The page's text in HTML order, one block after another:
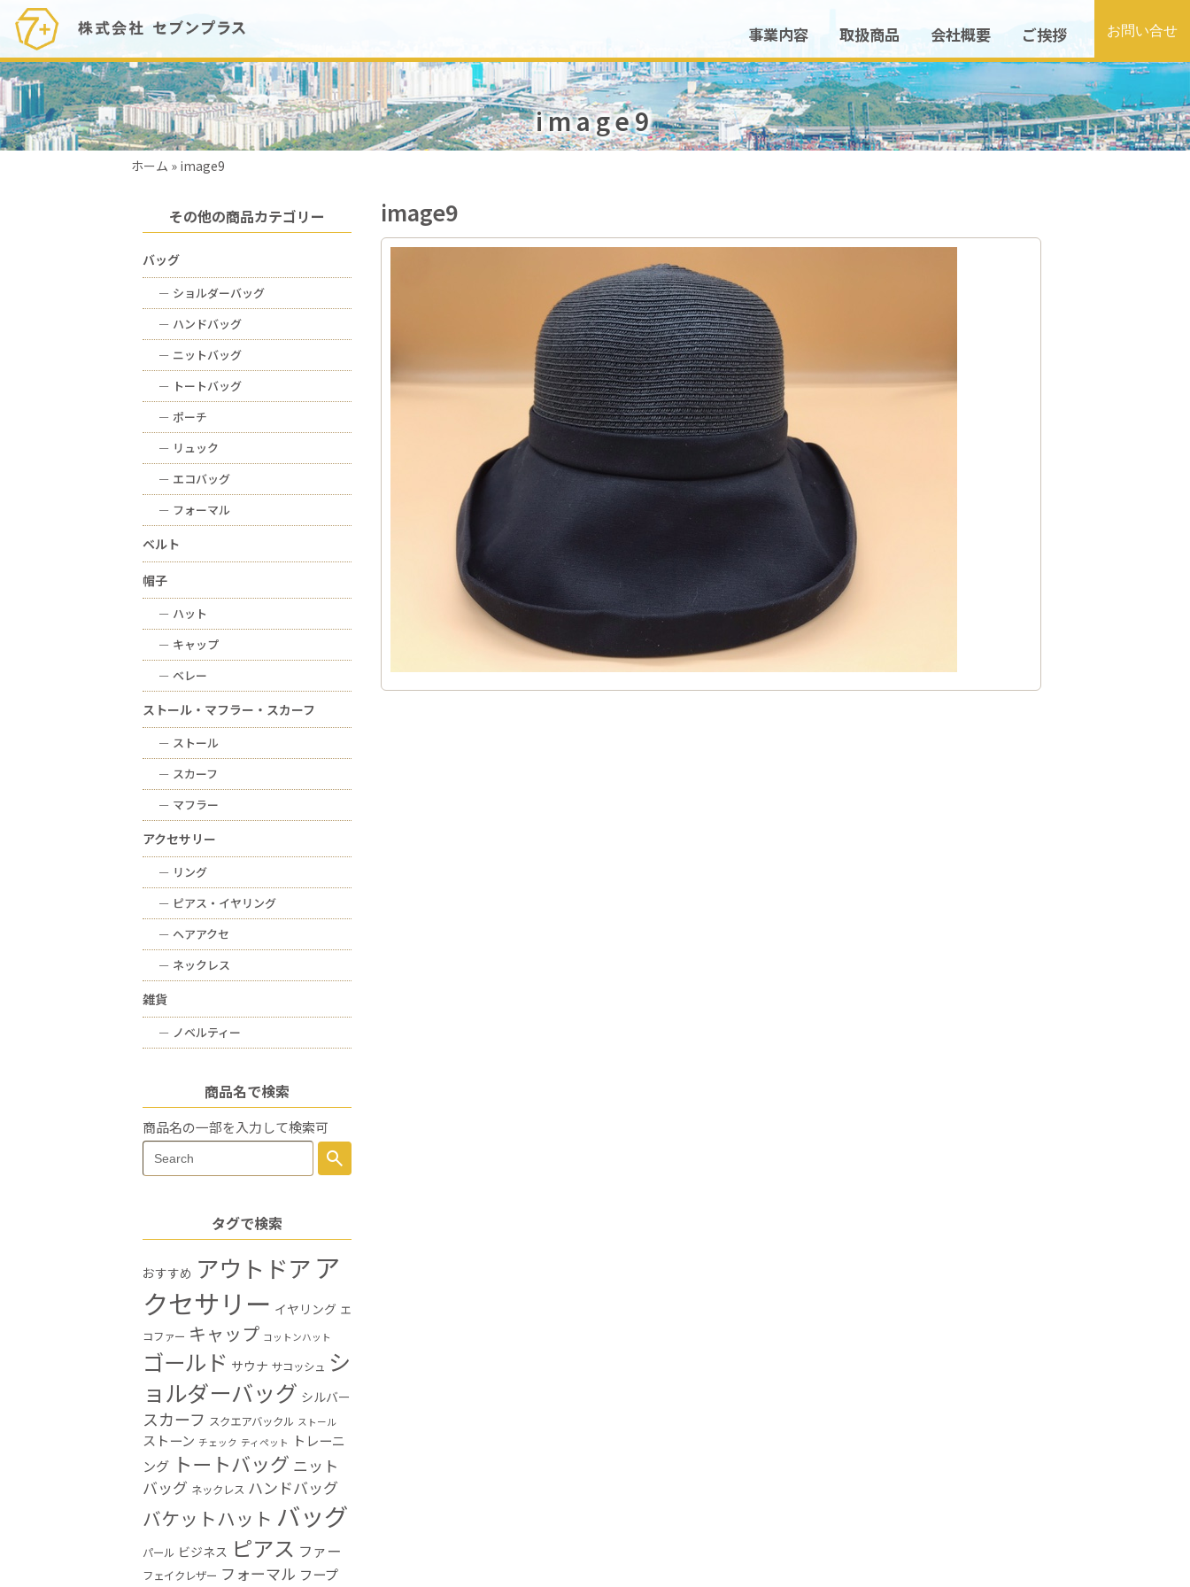
事業内容 取扱商品 会社概要 ご挨拶
image9
ホーム » image9
image9
その他の商品カテゴリー
バッグ
ー ショルダーバッグ
ー ハンドバッグ
ー ニットバッグ
ー トートバッグ
ー ポーチ
ー リュック
ー エコバッグ
ー フォーマル
ベルト
帽子
ー ハット
ー キャップ
ー ベレー
ストール・マフラー・スカーフ
ー ストール
ー スカーフ
ー マフラー
アクセサリー
ー リング
ー ピアス・イヤリング
ー ヘアアクセ
ー ネックレス
雑貨
ー ノベルティー
商品名で検索
商品名の一部を入力して検索可
Search
for:
search
タグで検索
おすすめ アウトドア ア
クセサリー イヤリング エ
コファー キャップ コットンハット
ゴールド サウナ サコッシュ シ
ョルダーバッグ シルバー
スカーフ スクエアバックル ストール
ストーン チェック ティペット
トレーニ
ング トートバッグ ニット
バッグ ネックレス ハンドバッグ
バケットハット バッグ
パール ビジネス ピアス ファー
フェイクレザー フォーマル フープ